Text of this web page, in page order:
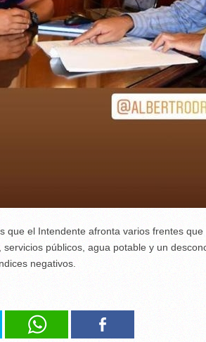
que el Intendente afronta varios frentes
servicios públicos, agua potable y un
negativos.